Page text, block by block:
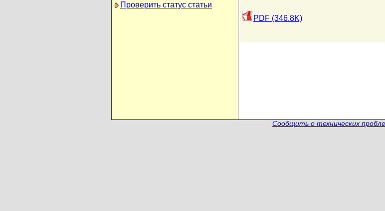
Проверить статус статьи
PDF (346.8K)
Сообщить о технических